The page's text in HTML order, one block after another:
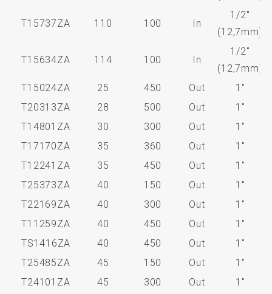
T15737ZA 110 100 In
1/2"
(12,7mm)
T15634ZA 114 100 In
1/2"
(12,7mm)
T15024ZA
25 450 Out
1"
T20313ZA
28 500 Out
1"
T14801ZA
30 300 Out
1"
T17170ZA
35 360 Out
1"
T12241ZA
35 450 Out
1"
T25373ZA
40 150 Out
1"
T22169ZA
40 300 Out
1"
T11259ZA
40 450 Out
1"
TS1416ZA
40 450 Out
1"
T25485ZA
45 150 Out
1"
T24101ZA
45 300 Out
1"